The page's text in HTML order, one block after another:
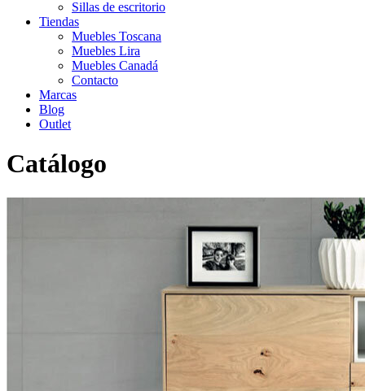
Sillas de escritorio
Tiendas
Muebles Toscana
Muebles Lira
Muebles Canadá
Contacto
Marcas
Blog
Outlet
Catálogo
Aparador Alto Olden